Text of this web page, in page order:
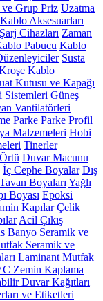
Grup Priz Uzatma
Kablo Aksesuarları
Cihazları Zaman
Pabucu Kablo
Susta
Kablo
Kutusu ve Kapağı
Sistemleri Güneş
Vantilatörleri
Parke Parke Profil
Malzemeleri Hobi
Tinerler
Duvar Macunu
İç Cephe Boyalar Dış
Tavan Boyaları Yağlı
Boyası Epoksi
Kapılar Çelik
Acil Çıkış
Banyo Seramik ve
Seramik ve
Laminant Mutfak
Zemin Kaplama
Duvar Kağıtları
ve Etiketleri